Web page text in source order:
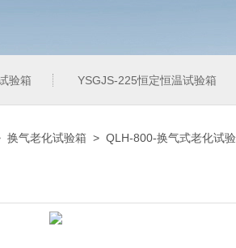
验箱 YSGJS-225恒定恒温试验箱
换气老化试验箱 > QLH-800-换气式老化试